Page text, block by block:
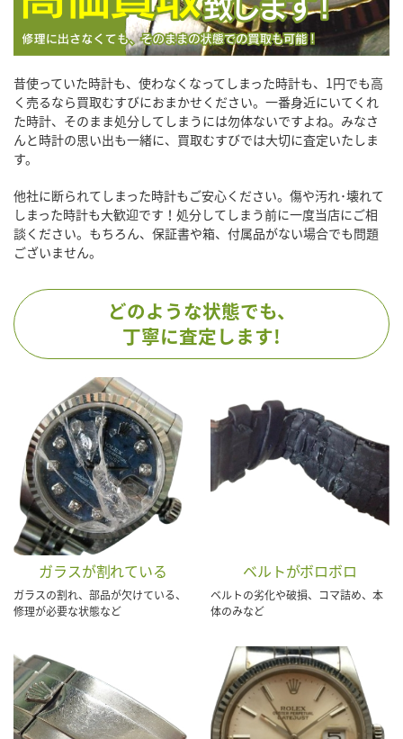
昔使っていた時計も、使わなくなってしまった時計も、1円でも高
く売るなら買取むすびにおまかせください。一番身近にいてくれ
た時計、そのまま処分してしまうには勿体ないですよね。みなさ
んと時計の思い出も一緒に、買取むすびでは大切に査定いたしま
す。
他社に断られてしまった時計もご安心ください。傷や汚れ･壊れて
しまった時計も大歓迎です！処分してしまう前に一度当店にご相
談ください。もちろん、保証書や箱、付属品がない場合でも問題
ございません。
どのような状態でも、
丁寧に査定します!
ガラスが割れている
ガラスの割れ、部品が欠けている、
修理が必要な状態など
ベルトがボロボロ
ベルトの劣化や破損、コマ詰め、本
体のみなど